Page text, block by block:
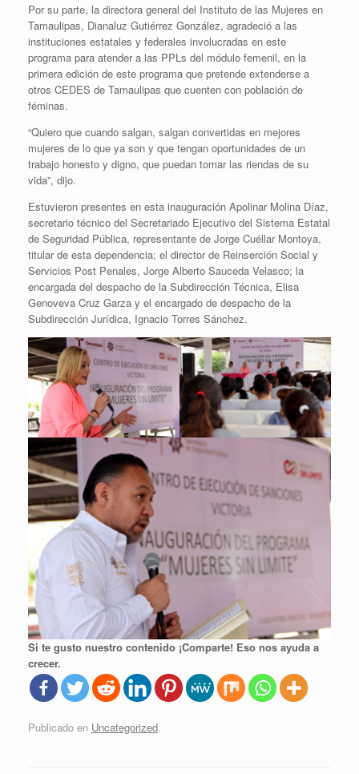
Por su parte, la directora general del Instituto de las Mujeres en
Tamaulipas, Dianaluz Gutiérrez González, agradeció a las
instituciones estatales y federales involucradas en este
programa para atender a las PPLs del módulo femenil, en la
primera edición de este programa que pretende extenderse a
otros CEDES de Tamaulipas que cuenten con población de
féminas.
“Quiero que cuando salgan, salgan convertidas en mejores
mujeres de lo que ya son y que tengan oportunidades de un
trabajo honesto y digno, que puedan tomar las riendas de su
vida”, dijo.
Estuvieron presentes en esta inauguración Apolinar Molina Díaz,
secretario técnico del Secretariado Ejecutivo del Sistema Estatal
de Seguridad Pública, representante de Jorge Cuéllar Montoya,
titular de esta dependencia; el director de Reinserción Social y
Servicios Post Penales, Jorge Alberto Sauceda Velasco; la
encargada del despacho de la Subdirección Técnica, Elisa
Genoveva Cruz Garza y el encargado de despacho de la
Subdirección Jurídica, Ignacio Torres Sánchez.
Si te gusto nuestro contenido ¡Comparte! Eso nos ayuda a
crecer.
Publicado en Uncategorized.